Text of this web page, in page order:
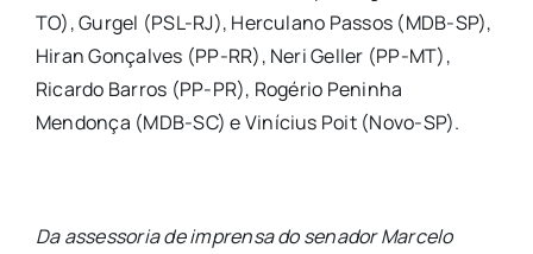
TO), Gurgel (PSL-RJ), Herculano Passos (MDB-SP),
Hiran Gonçalves (PP-RR), Neri Geller (PP-MT),
Ricardo Barros (PP-PR), Rogério Peninha
Mendonça (MDB-SC) e Vinícius Poit (Novo-SP).
Da assessoria de imprensa do senador Marcelo